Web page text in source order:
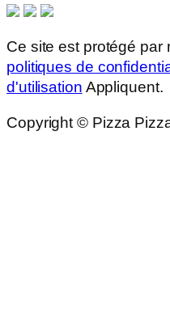
Ce site est protégé par
politiques de
d'utilisation Appliquent.
Copyright © Pizza